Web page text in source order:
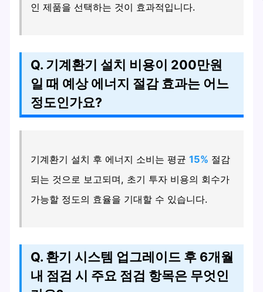
인 제품을 선택하는 것이 효과적입니다.
Q. 기계환기 설치 비용이 200만원
일 때 예상 에너지 절감 효과는 어느
정도인가요?
기계환기 설치 후 에너지 소비는 평균15% 절감
되는 것으로 보고되며, 초기 투자 비용의 회수가
가능할 정도의 효율을 기대할 수 있습니다.
Q. 환기 시스템 업그레이드 후 6개월
내 점검 시 주요 점검 항목은 무엇인